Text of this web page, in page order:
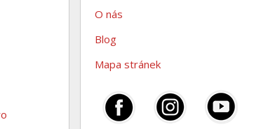
O nás
Blog
Mapa stránek